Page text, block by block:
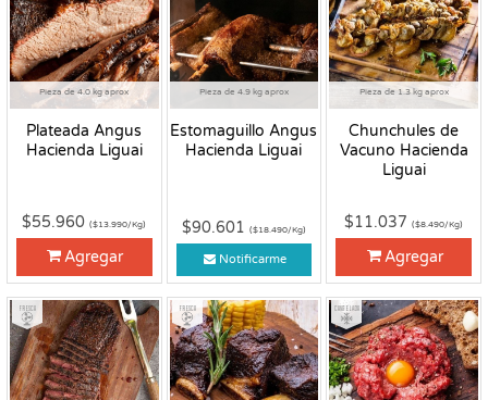
Pieza de 4.0 kg aprox
Plateada Angus
Hacienda Liguai
$55.960($13.990/Kg)
Agregar
Pieza de 4.9 kg aprox
Estomaguillo Angus
Hacienda Liguai
$90.601 ($18.490/Kg)
Notificarme
Pieza de 1.3 kg aprox
Chunchules de
Vacuno Hacienda
Liguai
$11.037($8.490/Kg)
Agregar
Fresco Fresco Congelado